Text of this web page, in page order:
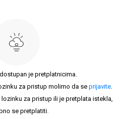
je pretplatnicima.
za pristup molimo da se prijavite.
za pristup ili je pretplata istekla,
se pretplatiti.